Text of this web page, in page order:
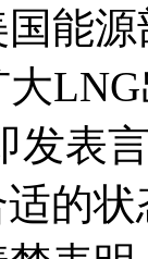
源
发表
的